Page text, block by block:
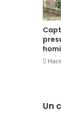
r
r
o
d
e
a
n
Un